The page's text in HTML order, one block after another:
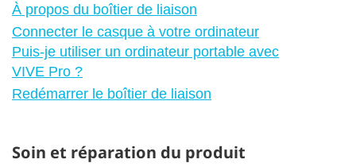
À propos du boîtier de liaison
Connecter le casque à votre ordinateur
Puis-je utiliser un ordinateur portable avec
VIVE Pro ?
Redémarrer le boîtier de liaison
Soin et réparation du produit